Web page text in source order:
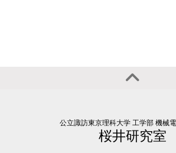
公立諏訪東京理科大学 工学部 機械
桜井研究室